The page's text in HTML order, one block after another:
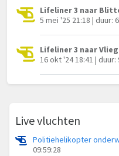
Lifeliner 3 naar
5 mei '25 21:18 | duur:
Lifeliner 3 naar
16 okt '24 18:41 |
Live vluchten
09:59:28